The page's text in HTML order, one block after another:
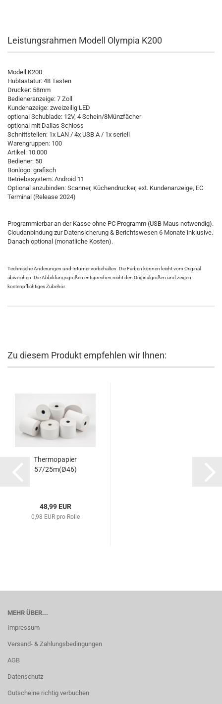
Leistungsrahmen Modell Olympia K200
Modell K200
Hubtastatur: 48 Tasten
Drucker: 58mm
Bedieneranzeige: 7 Zoll
Kundenazeige: zweizeilig LED
optional Schublade: 12V, 4 Schein/8Münzfächer
optional mit Dallas Schloss
Schnittstellen: 1x LAN / 4x USB A / 1x seriell
Warengruppen: 100
Artikel: 10.000
Bediener: 50
Bonlogo: grafisch
Betriebssystem: Android 11
Optional anzubinden: Scanner, Küchendrucker, ext. Kundenanzeige, EC
Terminal (Release 2024)
Programmierbar an der Kasse ohne PC Programm (USB Maus notwendig).
Cloudanbindung zur Datensicherung & Berichtswesen 6 Monate inklusive.
Danach optional (monatliche Kosten).
Technische Änderungen und Irrtümer vorbehalten. Die Farben können leicht vom Original
abweichen. Die Abbildungsgrößen entsprechen nicht den Originalgrößen und zeigen
kostenpflichtiges Zubehör.
Zu diesem Produkt empfehlen wir Ihnen:
Thermopapier
57/25m(Ø46)
48,99 EUR
0,98 EUR pro Rolle
MEHR ÜBER...
Impressum
Versand- & Zahlungsbedingungen
AGB
Datenschutz
Gutscheine richtig verbuchen